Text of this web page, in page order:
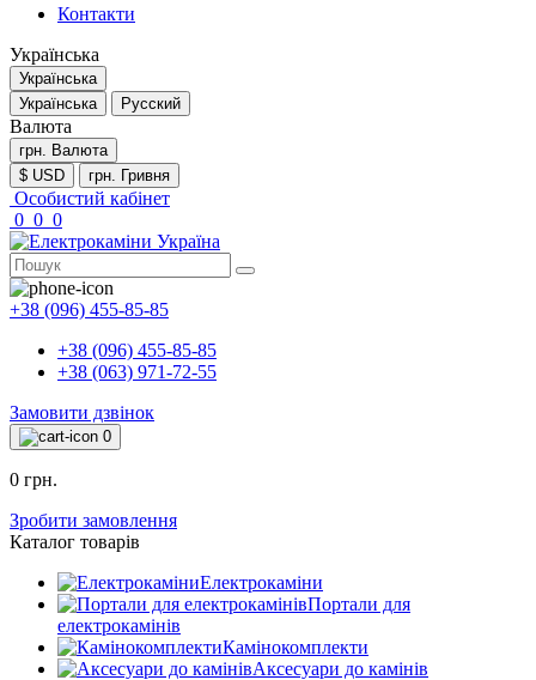
Контакти
Українська
Українська
Українська
Русский
Валюта
грн. Валюта
$ USD
грн. Гривня
Особистий кабінет
0 0 0
+38 (096) 455-85-85
+38 (096) 455-85-85
+38 (063) 971-72-55
Замовити дзвінок
0
0 грн.
Зробити замовлення
Каталог товарів
Електрокаміни
Портали для
електрокамінів
Камінокомплекти
Аксесуари до камінів